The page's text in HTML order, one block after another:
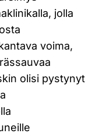
jolla
voima,
olisi pystynyt